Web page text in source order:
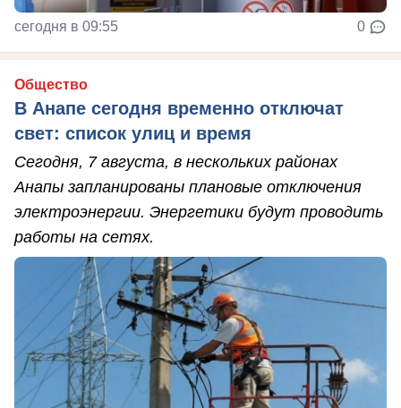
сегодня в 09:55 0
Общество
В Анапе сегодня временно отключат
свет: список улиц и время
Сегодня, 7 августа, в нескольких районах
Анапы запланированы плановые отключения
электроэнергии. Энергетики будут проводить
работы на сетях.